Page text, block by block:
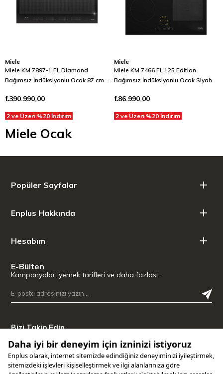
Miele
Miele KM 7897-1 FL Diamond
Bağımsız İndüksiyonlu Ocak 87 cm
₺390.990,00
2 ve Üzeri %20 İndirim
Miele
Miele KM 7466 FL 125 Edition
Bağımsız İndüksiyonlu Ocak Siyah
₺86.990,00
2 ve Üzeri %20 İndirim
Miele Ocak
Popüler Sayfalar
Enplus Hakkında
Hesabım
E-Bülten
Kampanyalar, yemek tarifleri ve daha fazlası…
Bizi Takip Edin